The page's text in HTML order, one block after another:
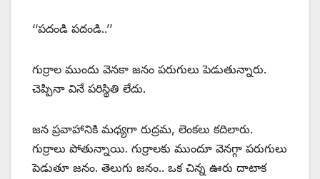
‘‘పదండి పదండి..’’
గుర్రాల ముందు వెనకా జనం పరుగులు పెడుతున్నారు.
చెప్పినా వినే పరిస్థితి లేదు.
జన ప్రవాహానికి మధ్యగా రుద్రమ, లెంకలు కదిలారు.
గుర్రాలు పోతున్నాయి. గుర్రాలకు ముందూ వెనగ్గా పరుగులు
పెడుతూ జనం. తెలుగు జనం.. ఒక చిన్న ఊరు దాటాక